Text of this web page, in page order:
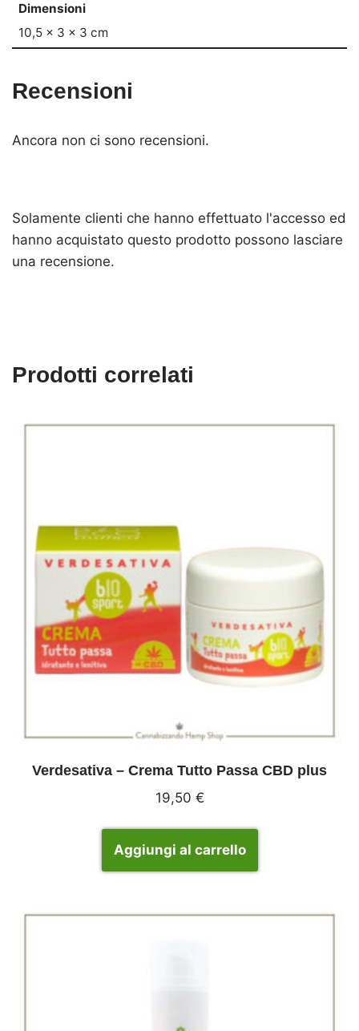
Dimensioni
10,5 × 3 × 3 cm
Recensioni
Ancora non ci sono recensioni.
Solamente clienti che hanno effettuato l'accesso ed
hanno acquistato questo prodotto possono lasciare
una recensione.
Prodotti correlati
Verdesativa – Crema Tutto Passa CBD plus
19,50 €
Aggiungi al carrello